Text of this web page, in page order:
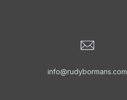
info@rudybormans.com